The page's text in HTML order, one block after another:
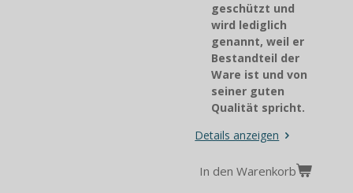
geschützt und
wird lediglich
genannt, weil er
Bestandteil der
Ware ist und von
seiner guten
Qualität spricht.
Details anzeigen
In den Warenkorb